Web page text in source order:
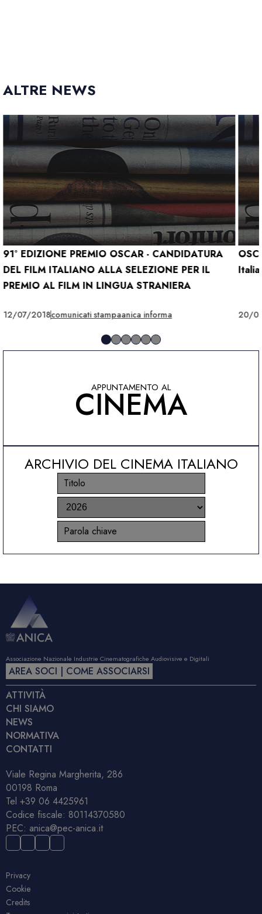
ALTRE NEWS
91° EDIZIONE PREMIO OSCAR - CANDIDATURA
DEL FILM ITALIANO ALLA SELEZIONE PER IL
PREMIO AL FILM IN LINGUA STRANIERA
12/07/2018comunicati stampaanica informa 20/
APPUNTAMENTO AL
CINEMA
ARCHIVIO DEL CINEMA ITALIANO
Associazione Nazionale Industrie Cinematografiche Audiovisive e Digitali
AREA SOCI | COME ASSOCIARSI
ATTIVITÀ
CHI SIAMO
NEWS
NORMATIVA
CONTATTI
Viale Regina Margherita, 286
00198 Roma
Tel +39 06 4425961
Codice fiscale: 80114370580
PEC: anica@pec-anica.it
Privacy
Cookie
Credits